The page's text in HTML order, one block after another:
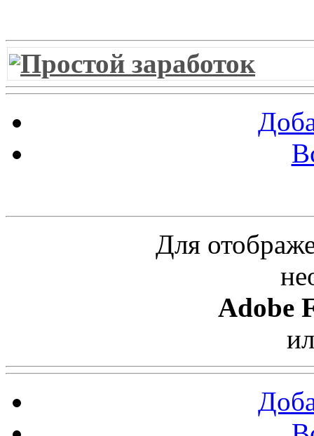
Простой заработок
Для
Adobe